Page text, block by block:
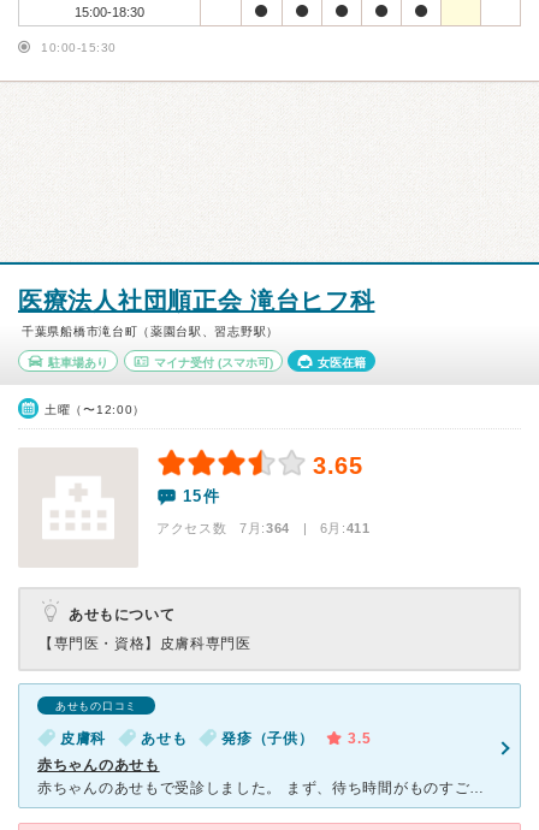
15:00-18:30
10:00-15:30
医療法人社団順正会 滝台ヒフ科
千葉県船橋市滝台町（薬園台駅、習志野駅）
駐車場あり マイナ受付(スマホ可) 女医在籍
土曜（〜12:00）
3.65
15件
アクセス数 7月:364 | 6月:411
あせもについて
【専門医・資格】 皮膚科専門医
あせもの口コミ
皮膚科 あせも 発疹（子供）
3.5
赤ちゃんのあせも
赤ちゃんのあせもで受診しました。 まず、待ち時間がものすごく長いです。 午前中は9:00から12:00までですが、 診察券は8:30から受付しています。 その時点でいつも10人以上並んでいます